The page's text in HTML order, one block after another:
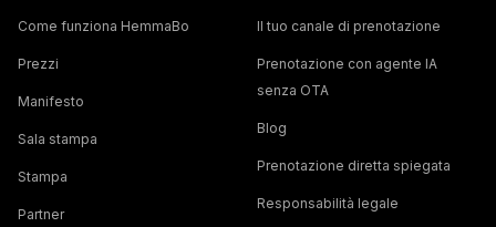
Come funziona HemmaBo
Prezzi
Manifesto
Sala stampa
Stampa
Partner
Il tuo canale di prenotazione
Prenotazione con agente IA
senza OTA
Blog
Prenotazione diretta spiegata
Responsabilità legale